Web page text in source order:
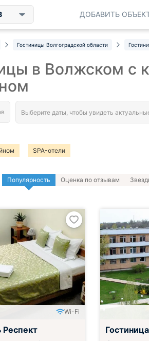
ДОБАВИТЬ
Гостиницы Волгоградской области
в Волжском с
SPA-отели
Популярность Оценка по отзывам
Wi-Fi